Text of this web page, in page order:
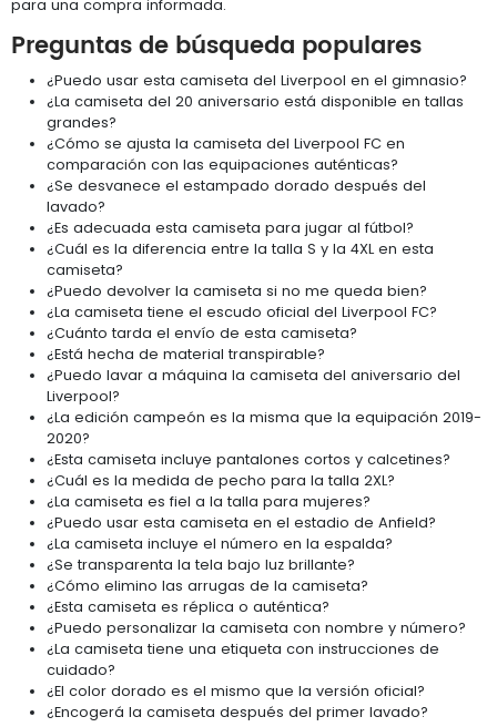
para una compra informada.
Preguntas de búsqueda populares
¿Puedo usar esta camiseta del Liverpool en el gimnasio?
¿La camiseta del 20 aniversario está disponible en tallas
grandes?
¿Cómo se ajusta la camiseta del Liverpool FC en
comparación con las equipaciones auténticas?
¿Se desvanece el estampado dorado después del
lavado?
¿Es adecuada esta camiseta para jugar al fútbol?
¿Cuál es la diferencia entre la talla S y la 4XL en esta
camiseta?
¿Puedo devolver la camiseta si no me queda bien?
¿La camiseta tiene el escudo oficial del Liverpool FC?
¿Cuánto tarda el envío de esta camiseta?
¿Está hecha de material transpirable?
¿Puedo lavar a máquina la camiseta del aniversario del
Liverpool?
¿La edición campeón es la misma que la equipación 2019-
2020?
¿Esta camiseta incluye pantalones cortos y calcetines?
¿Cuál es la medida de pecho para la talla 2XL?
¿La camiseta es fiel a la talla para mujeres?
¿Puedo usar esta camiseta en el estadio de Anfield?
¿La camiseta incluye el número en la espalda?
¿Se transparenta la tela bajo luz brillante?
¿Cómo elimino las arrugas de la camiseta?
¿Esta camiseta es réplica o auténtica?
¿Puedo personalizar la camiseta con nombre y número?
¿La camiseta tiene una etiqueta con instrucciones de
cuidado?
¿El color dorado es el mismo que la versión oficial?
¿Encogerá la camiseta después del primer lavado?